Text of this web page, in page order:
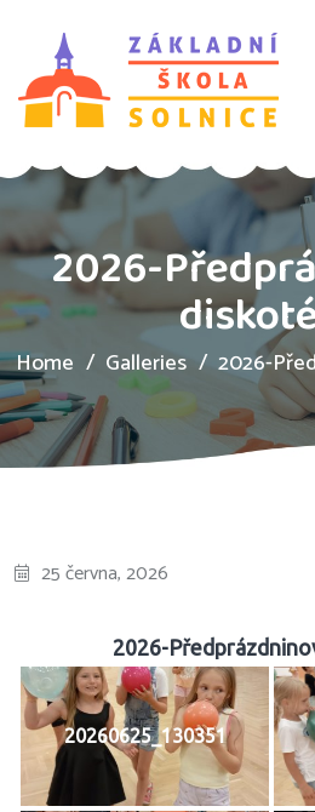
2026-
Home Galleries 2026-
25 června, 2026
2026-
20260625_130351